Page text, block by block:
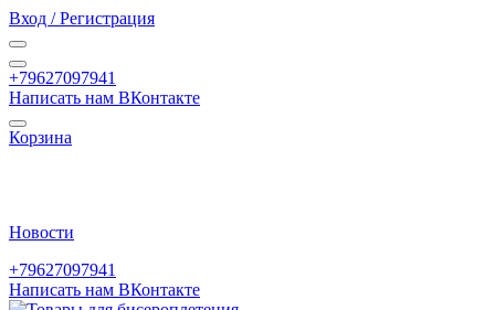
Вход / Регистрация
+79627097941
Написать нам ВКонтакте
Корзина
Новости
+79627097941
Написать нам ВКонтакте